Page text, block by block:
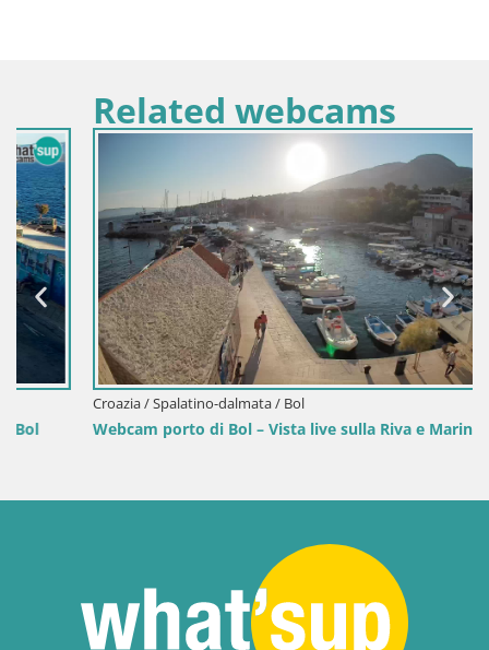
Related webcams
Croazia / Spalatino-dalmata / Bol
Webcam porto di Bol – Vista live sulla Riva e Marina